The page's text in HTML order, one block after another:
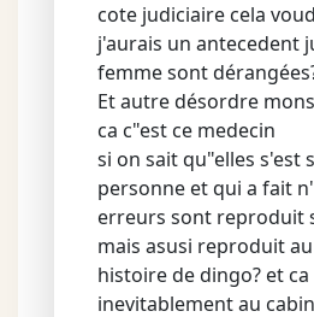
cote judiciaire cela
j'aurais un antecedent
femme sont
Et autre désordre
ca c"est ce medecin
si on sait qu"elles s'est
personne et qui a fait
erreurs sont reproduit
mais asusi reproduit
histoire de dingo? et
inevitablement au